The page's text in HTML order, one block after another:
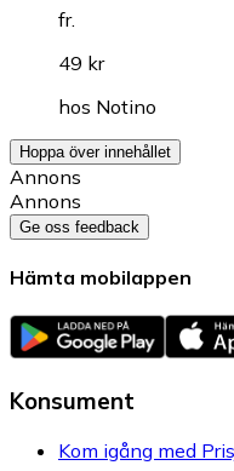
fr.
49 kr
hos Notino
Hoppa över innehållet
Annons
Annons
Ge oss feedback
Hämta mobilappen
Konsument
Kom igång med